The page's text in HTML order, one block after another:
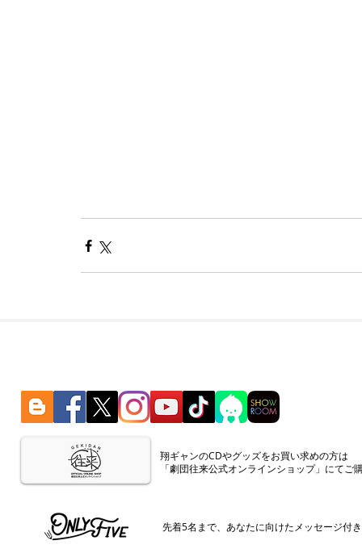
​翔ギャンのCDやグッズをお買い求めの方は
「劇団往来公式オンラインショップ」にてご
先着5名まで、あなたに向けたメッセージ付